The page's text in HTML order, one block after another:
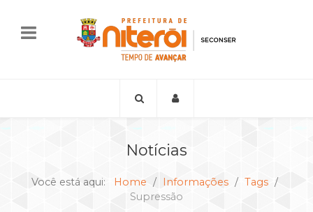
Notícias
Você está aqui: Home Informações
Tags
Supressão